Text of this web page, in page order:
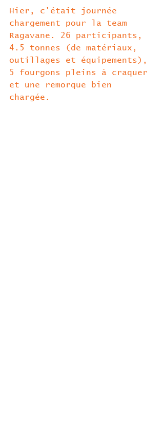
Hier, c'était journée
chargement pour la team
Ragavane. 26 participants,
4.5 tonnes (de matériaux,
outillages et équipements),
5 fourgons pleins à craquer
et une remorque bien
chargée.